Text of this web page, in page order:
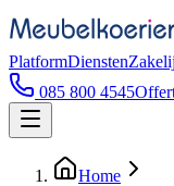
PlatformDiensten
085 800 4545
Home